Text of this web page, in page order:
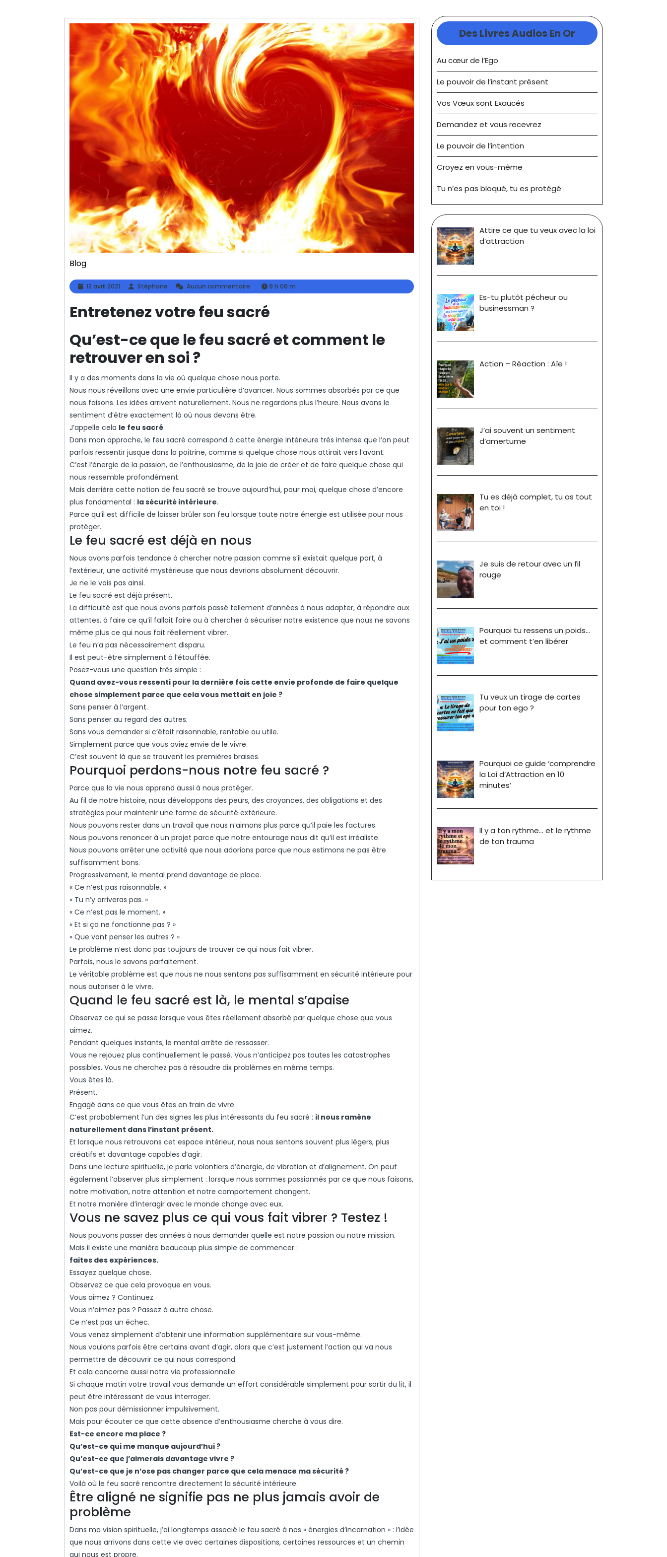
Blog
12 avril 2021
12
avril
Stéphane Stéphane
Aucun commentaire 9 h 06 m
Entretenez votre feu sacré
Qu’est-ce que le feu sacré et comment le
retrouver en soi ?
Il y a des moments dans la vie où quelque chose nous porte.
Nous nous réveillons avec une envie particulière d’avancer. Nous sommes absorbés par ce que
nous faisons. Les idées arrivent naturellement. Nous ne regardons plus l’heure. Nous avons le
sentiment d’être exactement là où nous devons être.
J’appelle cela le feu sacré.
Dans mon approche, le feu sacré correspond à cette énergie intérieure très intense que l’on peut
parfois ressentir jusque dans la poitrine, comme si quelque chose nous attirait vers l’avant.
C’est l’énergie de la passion, de l’enthousiasme, de la joie de créer et de faire quelque chose qui
nous ressemble profondément.
Mais derrière cette notion de feu sacré se trouve aujourd’hui, pour moi, quelque chose d’encore
plus fondamental : la sécurité intérieure.
Parce qu’il est difficile de laisser brûler son feu lorsque toute notre énergie est utilisée pour nous
protéger.
Le feu sacré est déjà en nous
Nous avons parfois tendance à chercher notre passion comme s’il existait quelque part, à
l’extérieur, une activité mystérieuse que nous devrions absolument découvrir.
Je ne le vois pas ainsi.
Le feu sacré est déjà présent.
La difficulté est que nous avons parfois passé tellement d’années à nous adapter, à répondre aux
attentes, à faire ce qu’il fallait faire ou à chercher à sécuriser notre existence que nous ne savons
même plus ce qui nous fait réellement vibrer.
Le feu n’a pas nécessairement disparu.
Il est peut-être simplement à l’étouffée.
Posez-vous une question très simple :
Quand avez-vous ressenti pour la dernière fois cette envie profonde de faire quelque
chose simplement parce que cela vous mettait en joie ?
Sans penser à l’argent.
Sans penser au regard des autres.
Sans vous demander si c’était raisonnable, rentable ou utile.
Simplement parce que vous aviez envie de le vivre.
C’est souvent là que se trouvent les premières braises.
Pourquoi perdons-nous notre feu sacré ?
Parce que la vie nous apprend aussi à nous protéger.
Au fil de notre histoire, nous développons des peurs, des croyances, des obligations et des
stratégies pour maintenir une forme de sécurité extérieure.
Nous pouvons rester dans un travail que nous n’aimons plus parce qu’il paie les factures.
Nous pouvons renoncer à un projet parce que notre entourage nous dit qu’il est irréaliste.
Nous pouvons arrêter une activité que nous adorions parce que nous estimons ne pas être
suffisamment bons.
Progressivement, le mental prend davantage de place.
« Ce n’est pas raisonnable. »
« Tu n’y arriveras pas. »
« Ce n’est pas le moment. »
« Et si ça ne fonctionne pas ? »
« Que vont penser les autres ? »
Le problème n’est donc pas toujours de trouver ce qui nous fait vibrer.
Parfois, nous le savons parfaitement.
Le véritable problème est que nous ne nous sentons pas suffisamment en sécurité intérieure pour
nous autoriser à le vivre.
Quand le feu sacré est là, le mental s’apaise
Observez ce qui se passe lorsque vous êtes réellement absorbé par quelque chose que vous
aimez.
Pendant quelques instants, le mental arrête de ressasser.
Vous ne rejouez plus continuellement le passé. Vous n’anticipez pas toutes les catastrophes
possibles. Vous ne cherchez pas à résoudre dix problèmes en même temps.
Vous êtes là.
Présent.
Engagé dans ce que vous êtes en train de vivre.
C’est probablement l’un des signes les plus intéressants du feu sacré : il nous ramène
naturellement dans l’instant présent.
Et lorsque nous retrouvons cet espace intérieur, nous nous sentons souvent plus légers, plus
créatifs et davantage capables d’agir.
Dans une lecture spirituelle, je parle volontiers d’énergie, de vibration et d’alignement. On peut
également l’observer plus simplement : lorsque nous sommes passionnés par ce que nous faisons,
notre motivation, notre attention et notre comportement changent.
Et notre manière d’interagir avec le monde change avec eux.
Vous ne savez plus ce qui vous fait vibrer ? Testez !
Nous pouvons passer des années à nous demander quelle est notre passion ou notre mission.
Mais il existe une manière beaucoup plus simple de commencer :
faites des expériences.
Essayez quelque chose.
Observez ce que cela provoque en vous.
Vous aimez ? Continuez.
Vous n’aimez pas ? Passez à autre chose.
Ce n’est pas un échec.
Vous venez simplement d’obtenir une information supplémentaire sur vous-même.
Nous voulons parfois être certains avant d’agir, alors que c’est justement l’action qui va nous
permettre de découvrir ce qui nous correspond.
Et cela concerne aussi notre vie professionnelle.
Si chaque matin votre travail vous demande un effort considérable simplement pour sortir du lit, il
peut être intéressant de vous interroger.
Non pas pour démissionner impulsivement.
Mais pour écouter ce que cette absence d’enthousiasme cherche à vous dire.
Est-ce encore ma place ?
Qu’est-ce qui me manque aujourd’hui ?
Qu’est-ce que j’aimerais davantage vivre ?
Qu’est-ce que je n’ose pas changer parce que cela menace ma sécurité ?
Voilà où le feu sacré rencontre directement la sécurité intérieure.
Être aligné ne signifie pas ne plus jamais avoir de
problème
Dans ma vision spirituelle, j’ai longtemps associé le feu sacré à nos « énergies d’incarnation » : l’idée
que nous arrivons dans cette vie avec certaines dispositions, certaines ressources et un chemin
qui nous est propre.
Des Livres Audios En Or
Au cœur de l’Ego
Le pouvoir de l’instant présent
Vos Vœux sont Exaucés
Demandez et vous recevrez
Le pouvoir de l’intention
Croyez en vous-même
Tu n’es pas bloqué, tu es protégé
Attire ce que tu veux avec la loi
d’attraction
Es-tu plutôt pécheur ou
businessman ?
Action – Réaction : Aîe !
J’ai souvent un sentiment
d’amertume
Tu es déjà complet, tu as tout
en toi !
Je suis de retour avec un fil
rouge
Pourquoi tu ressens un poids…
et comment t’en libérer
Tu veux un tirage de cartes
pour ton ego ?
Pourquoi ce guide ‘comprendre
la Loi d’Attraction en 10
minutes’
Il y a ton rythme… et le rythme
de ton trauma